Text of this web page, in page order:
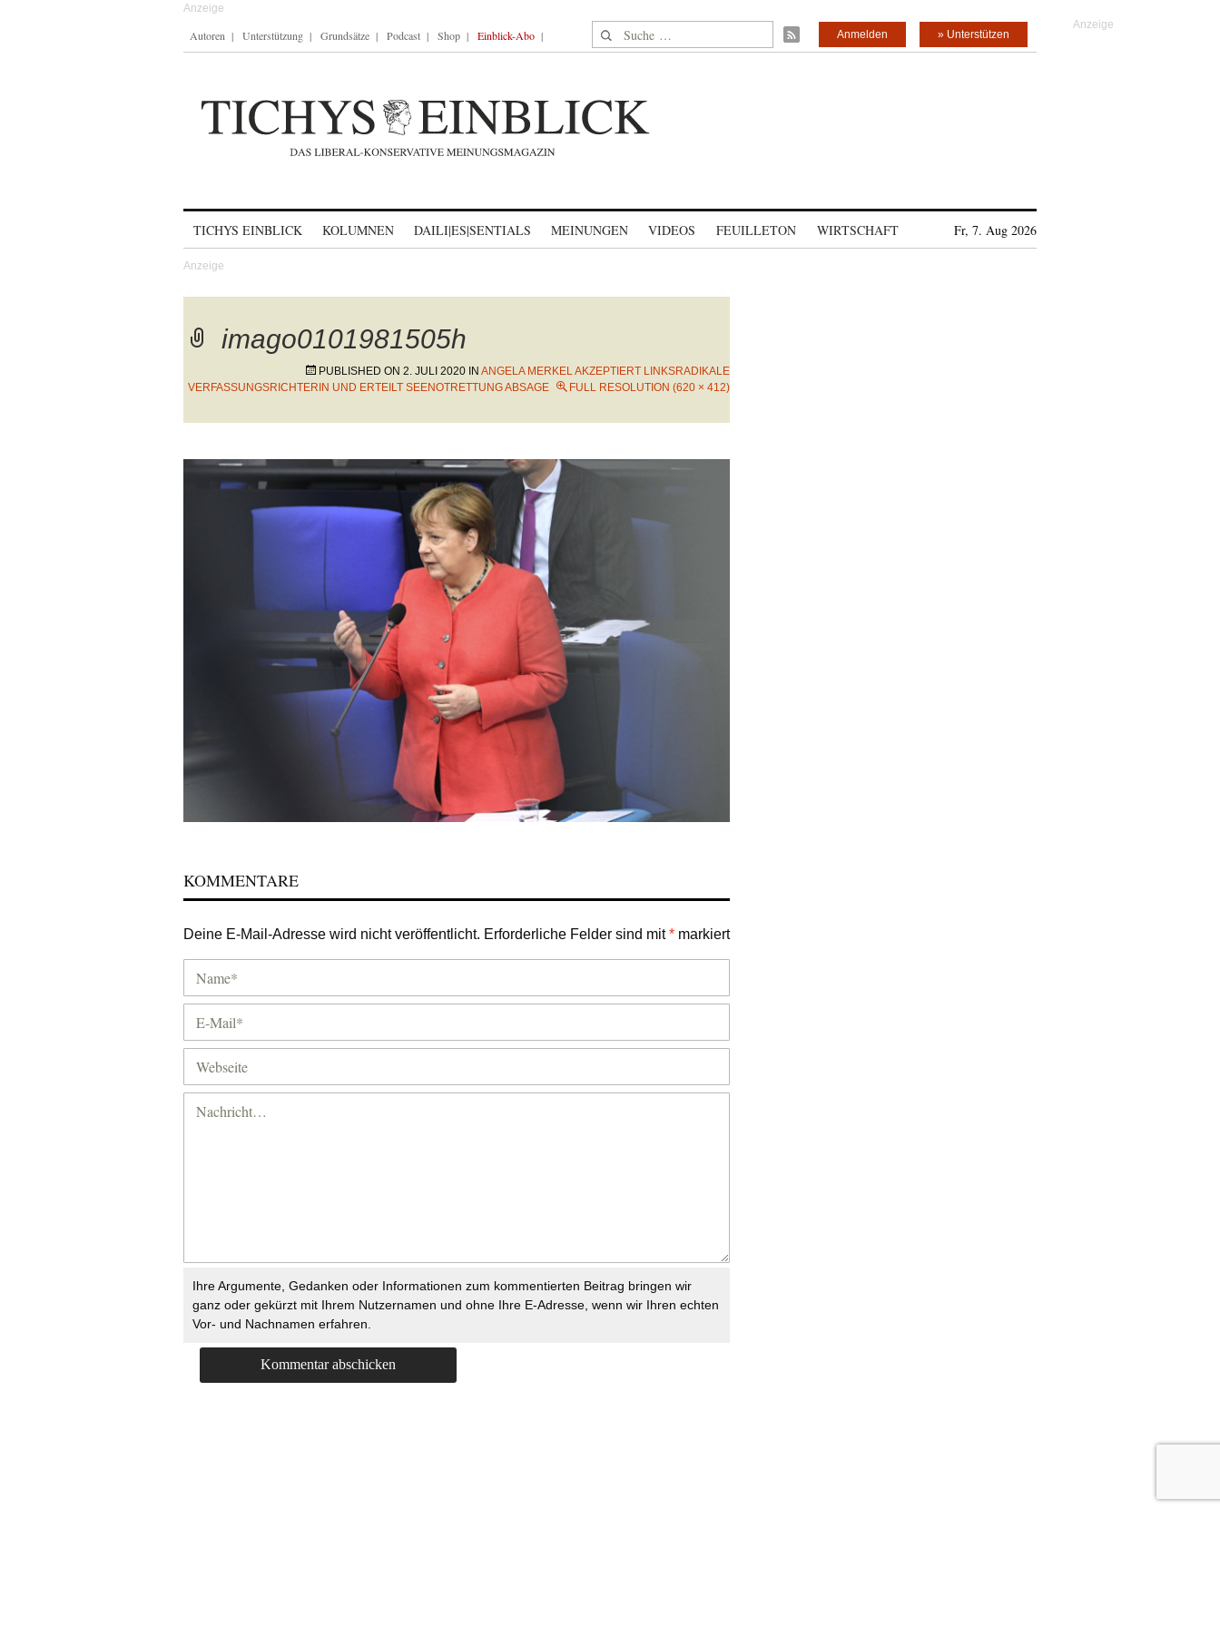
Autoren Unterstützung Grundsätze Podcast Shop Einblick-Abo Suche nach: » Unterstützen
Anmelden
TICHYS EINBLICK KOLUMNEN DAILI|ES|SENTIALS MEINUNGEN VIDEOS FEUILLETON WIRTSCHAFT Fr, 7. Aug 2026
imago0101981505h
PUBLISHED ON 2. JULI 2020 IN ANGELA MERKEL AKZEPTIERT LINKSRADIKALE
VERFASSUNGSRICHTERIN UND ERTEILT SEENOTRETTUNG ABSAGE
FULL RESOLUTION (620 × 412)
KOMMENTARE
Deine E-Mail-Adresse wird nicht veröffentlicht. Erforderliche Felder sind mit* markiert
Ihre Argumente, Gedanken oder Informationen zum kommentierten Beitrag bringen wir
ganz oder gekürzt mit Ihrem Nutzernamen und ohne Ihre E-Adresse, wenn wir Ihren echten
Vor- und Nachnamen erfahren.